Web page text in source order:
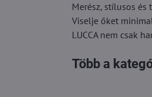
Merész, stílusos és
Viselje őket
LUCCA nem csak
Több a